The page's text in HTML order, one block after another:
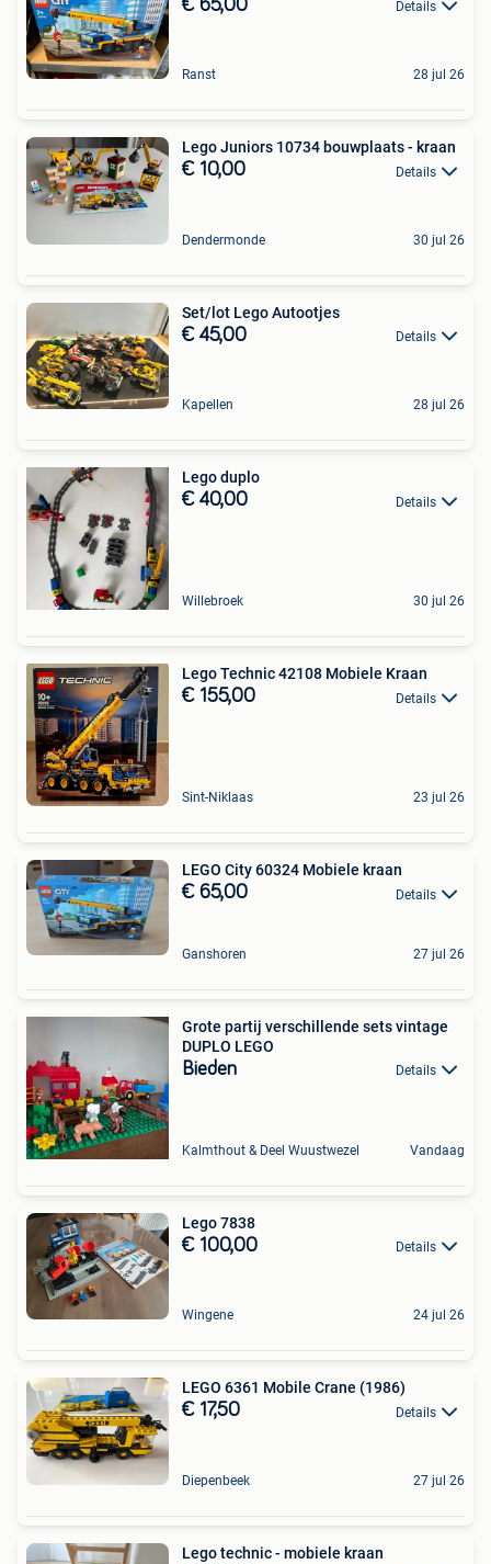
€ 65,00 Details
Ranst 28 jul 26
Lego Juniors 10734 bouwplaats - kraan
€ 10,00 Details
Dendermonde 30 jul 26
Set/lot Lego Autootjes
€ 45,00 Details
Kapellen 28 jul 26
Lego duplo
€ 40,00 Details
Willebroek 30 jul 26
Lego Technic 42108 Mobiele Kraan
€ 155,00 Details
Sint-Niklaas 23 jul 26
LEGO City 60324 Mobiele kraan
€ 65,00 Details
Ganshoren 27 jul 26
Grote partij verschillende sets vintage
DUPLO LEGO
Bieden Details
Kalmthout & Deel Wuustwezel Vandaag
Lego 7838
€ 100,00 Details
Wingene 24 jul 26
LEGO 6361 Mobile Crane (1986)
€ 17,50 Details
Diepenbeek 27 jul 26
Lego technic - mobiele kraan